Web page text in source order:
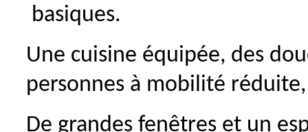
basiques.
Une cuisine équipée, des
personnes à mobilité
De grandes fenêtres et un